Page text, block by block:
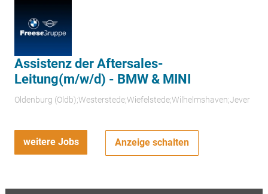
Assistenz der Aftersales-
Leitung(m/w/d) - BMW & MINI
Oldenburg (Oldb);Westerstede;Wiefelstede;Wilhelmshaven;Jever
weitere Jobs Anzeige schalten